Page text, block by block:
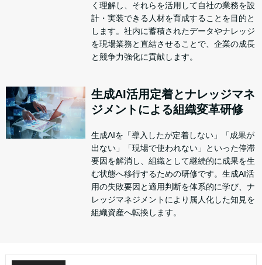
く理解し、それらを活用して自社の業務を設
計・実装できる人材を育成することを目的と
します。社内に蓄積されたデータやナレッジ
を現場業務と直結させることで、企業の成長
と競争力強化に貢献します。
生成AI活用定着とナレッジマネ
ジメントによる組織変革研修
生成AIを「導入したが定着しない」「成果が
出ない」「現場で使われない」といった停滞
要因を解消し、組織として継続的に成果を生
む状態へ移行するための研修です。生成AI活
用の失敗要因と適用判断を体系的に学び、ナ
レッジマネジメントにより属人化した知見を
組織資産へ転換します。